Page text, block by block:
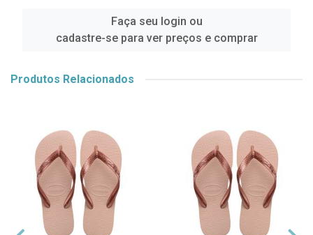
Faça seu login ou
cadastre-se para ver preços e comprar
Produtos Relacionados